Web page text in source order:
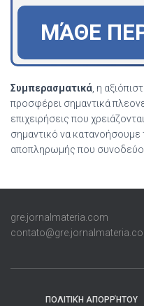
ΜΆΘΕ
Συμπερασματικά , η
προσφέρει σημαντικά
επιχειρήσεις που
σημαντικό να κατανοήσουμε
αποπληρωμής που
gre.jornalmateria.com
ΠΟΛΙΤΙΚΉ ΑΠΟΡΡΉΤΟΥ